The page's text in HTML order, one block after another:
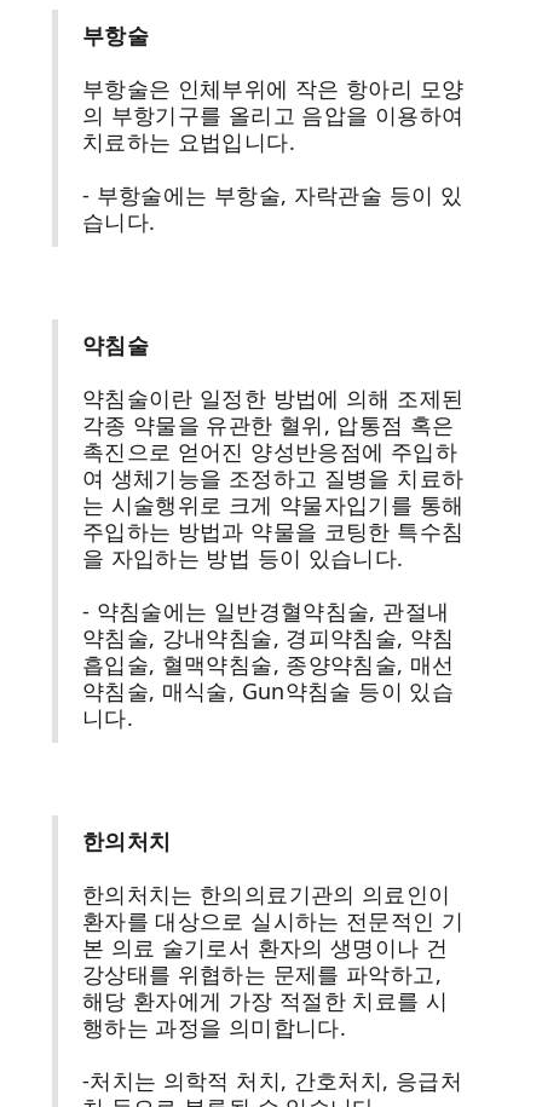
부항술
부항술은 인체부위에 작은 항아리 모양
의 부항기구를 올리고 음압을 이용하여
치료하는 요법입니다.
- 부항술에는 부항술, 자락관술 등이 있
습니다.
약침술
약침술이란 일정한 방법에 의해 조제된
각종 약물을 유관한 혈위, 압통점 혹은
촉진으로 얻어진 양성반응점에 주입하
여 생체기능을 조정하고 질병을 치료하
는 시술행위로 크게 약물자입기를 통해
주입하는 방법과 약물을 코팅한 특수침
을 자입하는 방법 등이 있습니다.
- 약침술에는 일반경혈약침술, 관절내
약침술, 강내약침술, 경피약침술, 약침
흡입술, 혈맥약침술, 종양약침술, 매선
약침술, 매식술, Gun약침술 등이 있습
니다.
한의처치
한의처치는 한의의료기관의 의료인이
환자를 대상으로 실시하는 전문적인 기
본 의료 술기로서 환자의 생명이나 건
강상태를 위협하는 문제를 파악하고,
해당 환자에게 가장 적절한 치료를 시
행하는 과정을 의미합니다.
-처치는 의학적 처치, 간호처치, 응급처